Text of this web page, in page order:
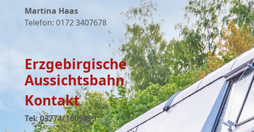
Martina Haas
Telefon: 0172 3407678
Erzgebirgische
Aussichtsbahn
Kontakt
Tel: 03774/1609899